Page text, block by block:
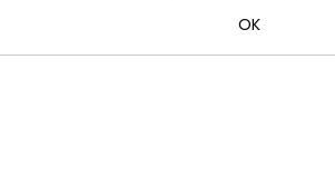
al telèfon al 93 758 23 61
Bústia ciutadana
OK